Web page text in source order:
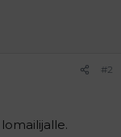
#2